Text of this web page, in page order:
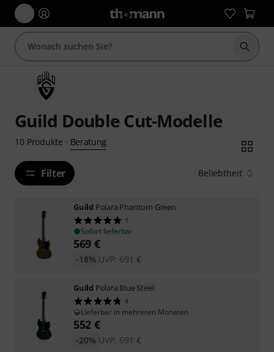
Suche
Guild Double Cut-Modelle
10 Produkte · Beratung
Filter Beliebtheit
Guild Polara Phantom Green
1
Sofort lieferbar
569 €
UVP: 691 €
-18%
Guild Polara Blue Steel
4
Lieferbar in mehreren Monaten
552 €
UVP: 691 €
-20%